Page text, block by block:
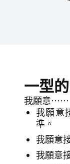
一型
我願意⋯⋯
我願意
準。
我願意
我願意